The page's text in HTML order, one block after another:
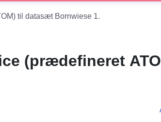
til datasæt Bornwiese 1.
(prædefineret